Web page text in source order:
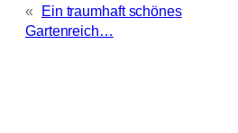
«
Ein traumhaft schönes
Gartenreich…